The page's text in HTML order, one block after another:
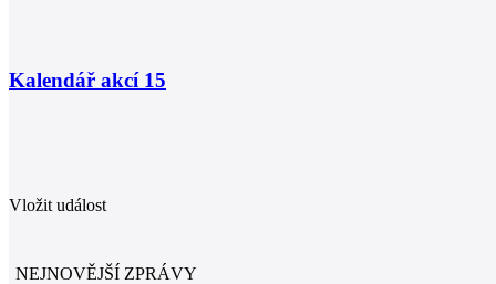
Kalendář akcí 15
Vložit událost
NEJNOVĚJŠÍ ZPRÁVY